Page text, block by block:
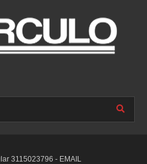
3115023796 - EMAIL